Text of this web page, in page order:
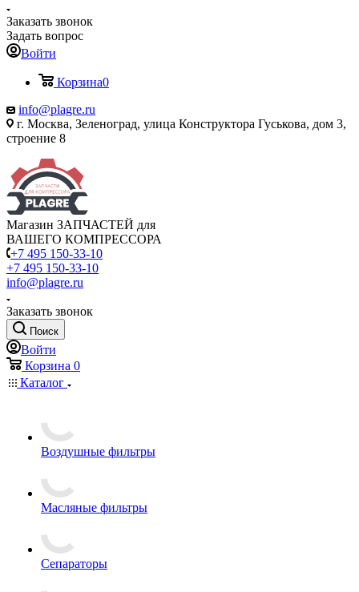
Заказать звонок
Задать вопрос
Войти
Корзина0
info@plagre.ru
г. Москва, Зеленоград, улица Конструктора Гуськова, дом 3,
строение 8
Магазин ЗАПЧАСТЕЙ для
ВАШЕГО КОМПРЕССОРА
+7 495 150-33-10
+7 495 150-33-10
info@plagre.ru
Заказать звонок
Поиск
Войти
Корзина 0
Каталог
Воздушные фильтры
Масляные фильтры
Сепараторы